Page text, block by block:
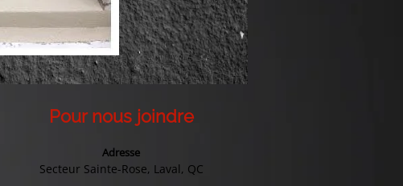
Pour nous joindre
Adresse
Secteur Sainte-Rose, Laval, QC